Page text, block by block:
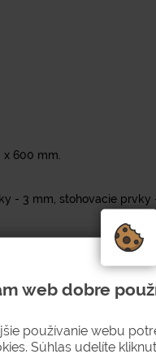
600 mm.
- 3 mm, stohovacie prvky
- čiastočne chránená
na skladovanie a
web dobre
používanie webu
Súhlas udelíte